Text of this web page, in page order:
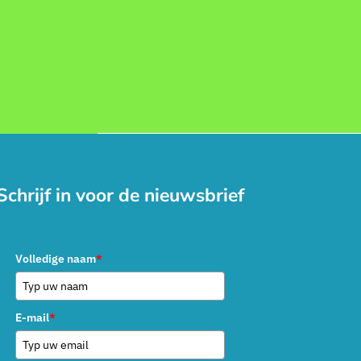
in voor de nieuwsbrief
Volledige naam*
E-mail*